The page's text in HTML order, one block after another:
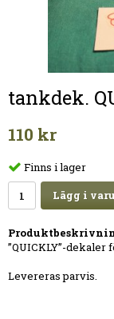
tankdek.
110 kr
Finns i lager
Lägg i
”QUICKLY”-dekaler
Levereras parvis.